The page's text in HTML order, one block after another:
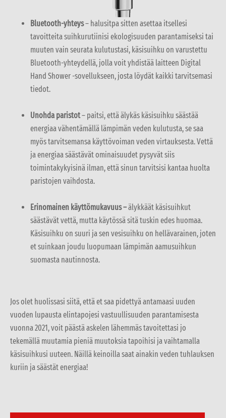
Bluetooth-yhteys– halusitpa sitten asettaa itsellesi
tavoitteita suihkurutiinisi ekologisuuden parantamiseksi tai
muuten vain seurata kulutustasi, käsisuihku on varustettu
Bluetooth-yhteydellä, jolla voit yhdistää laitteen Digital
Hand Shower -sovellukseen, josta löydät kaikki tarvitsemasi
tiedot.
Unohda paristot– paitsi, että älykäs käsisuihku säästää
energiaa vähentämällä lämpimän veden kulutusta, se saa
myös tarvitsemansa käyttövoiman veden virtauksesta. Vettä
ja energiaa säästävät ominaisuudet pysyvät siis
toimintakykyisinä ilman, että sinun tarvitsisi kantaa huolta
paristojen vaihdosta.
Erinomainen käyttömukavuus –älykkäät käsisuihkut
säästävät vettä, mutta käytössä sitä tuskin edes huomaa.
Käsisuihku on suuri ja sen vesisuihku on hellävarainen, joten
et suinkaan joudu luopumaan lämpimän aamusuihkun
suomasta nautinnosta.
Jos olet huolissasi siitä, että et saa pidettyä antamaasi uuden
vuoden lupausta elintapojesi vastuullisuuden parantamisesta
vuonna 2021, voit päästä askelen lähemmäs tavoitettasi jo
tekemällä muutamia pieniä muutoksia tapoihisi ja vaihtamalla
käsisuihkusi uuteen. Näillä keinoilla saat ainakin veden tuhlauksen
kuriin ja säästät energiaa!